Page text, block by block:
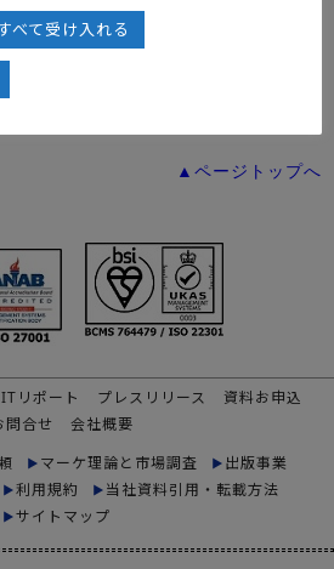
▲ページトップへ
べて受け入れる
リポート プレスリリース
資料お申込
問合せ
会社概要
マーケ理論と市場調査
出版事業
利用規約
当社資料引用・転載方法
サイトマップ